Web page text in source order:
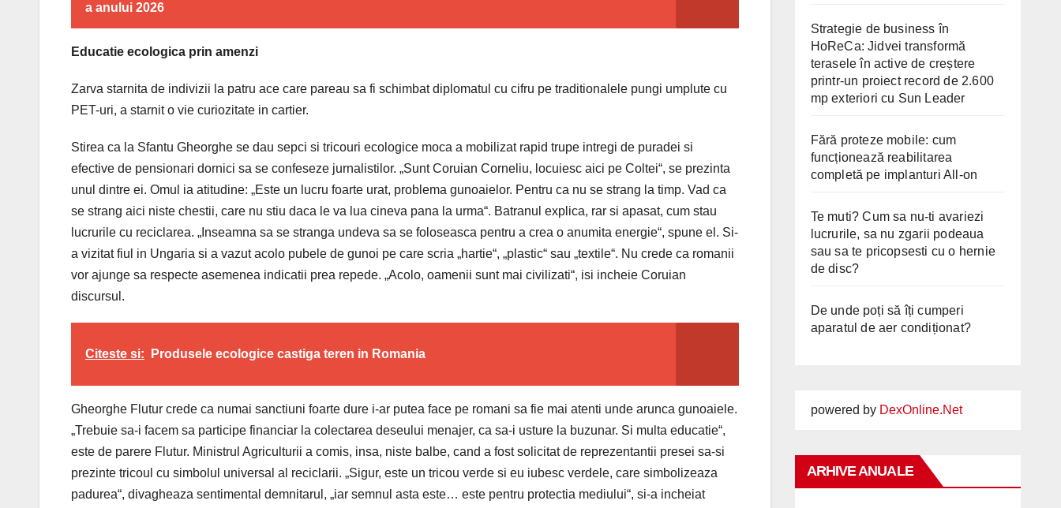
a anului 2026
Educatie ecologica prin amenzi
Zarva starnita de indivizii la patru ace care pareau sa fi schimbat diplomatul cu cifru pe traditionalele pungi umplute cu
PET-uri, a starnit o vie curiozitate in cartier.
Stirea ca la Sfantu Gheorghe se dau sepci si tricouri ecologice moca a mobilizat rapid trupe intregi de puradei si
efective de pensionari dornici sa se confeseze jurnalistilor. „Sunt Coruian Corneliu, locuiesc aici pe Coltei“, se prezinta
unul dintre ei. Omul ia atitudine: „Este un lucru foarte urat, problema gunoaielor. Pentru ca nu se strang la timp. Vad ca
se strang aici niste chestii, care nu stiu daca le va lua cineva pana la urma“. Batranul explica, rar si apasat, cum stau
lucrurile cu reciclarea. „Inseamna sa se stranga undeva sa se foloseasca pentru a crea o anumita energie“, spune el. Si-
a vizitat fiul in Ungaria si a vazut acolo pubele de gunoi pe care scria „hartie“, „plastic“ sau „textile“. Nu crede ca romanii
vor ajunge sa respecte asemenea indicatii prea repede. „Acolo, oamenii sunt mai civilizati“, isi incheie Coruian
discursul.
Citeste si: Produsele ecologice castiga teren in Romania
Gheorghe Flutur crede ca numai sanctiuni foarte dure i-ar putea face pe romani sa fie mai atenti unde arunca gunoaiele.
„Trebuie sa-i facem sa participe financiar la colectarea deseului menajer, ca sa-i usture la buzunar. Si multa educatie“,
este de parere Flutur. Ministrul Agriculturii a comis, insa, niste balbe, cand a fost solicitat de reprezentantii presei sa-si
prezinte tricoul cu simbolul universal al reciclarii. „Sigur, este un tricou verde si eu iubesc verdele, care simbolizeaza
padurea“, divagheaza sentimental demnitarul, „iar semnul asta este… este pentru protectia mediului“, si-a incheiat
Strategie de business în
HoReCa: Jidvei transformă
terasele în active de creștere
printr-un proiect record de 2.600
mp exteriori cu Sun Leader
Fără proteze mobile: cum
funcționează reabilitarea
completă pe implanturi All-on
Te muti? Cum sa nu-ti avariezi
lucrurile, sa nu zgarii podeaua
sau sa te pricopsesti cu o hernie
de disc?
De unde poți să îți cumperi
aparatul de aer condiționat?
powered by DexOnline.Net
ARHIVE ANUALE